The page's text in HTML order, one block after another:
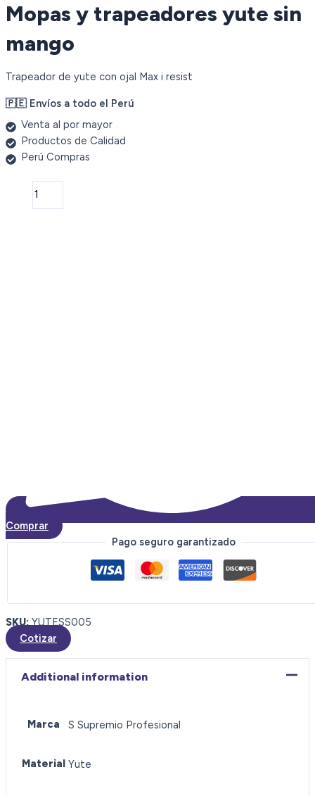
Mopas y trapeadores yute sin
mango
Trapeador de yute con ojal Max i resist
🇵🇪 Envíos a todo el Perú
Venta al por mayor
Productos de Calidad
Perú Compras
Mopas
Comprar
Pago seguro garantizado
SKU: YUTESS005
Cotizar
Additional information
Marca S Supremio Profesional
Material Yute